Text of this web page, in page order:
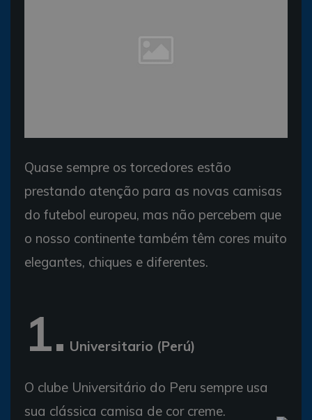
Quase sempre os torcedores estão
prestando atenção para as novas camisas
do futebol europeu, mas não percebem que
o nosso continente também têm cores muito
elegantes, chiques e diferentes.
1. Universitario (Perú)
O clube Universitário do Peru sempre usa
sua clássica camisa de cor creme.